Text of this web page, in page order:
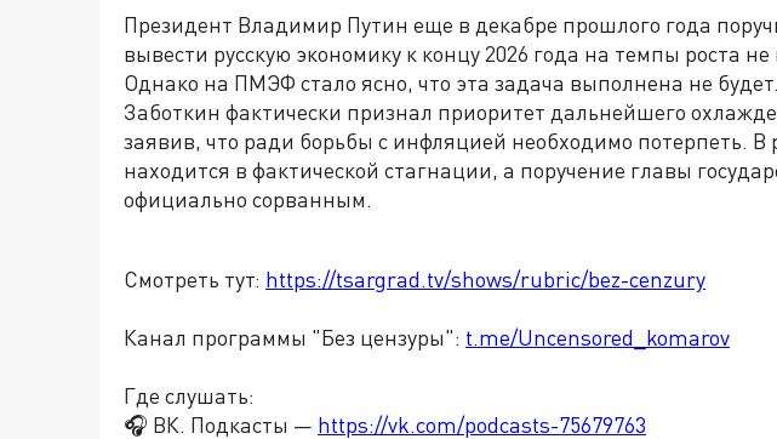
Президент Владимир Путин еще в декабре прошлого года
вывести русскую экономику к концу 2026 года на темпы роста
Однако на ПМЭФ стало ясно, что эта задача выполнена не
Заботкин фактически признал приоритет дальнейшего
заявив, что ради борьбы с инфляцией необходимо потерпеть. В
находится в фактической стагнации, а поручение главы
официально сорванным.
Смотреть тут: https://tsargrad.tv/shows/rubric/bez-cenzury
Канал программы "Без цензуры": t.me/Uncensored_komarov
Где слушать:
🎧 ВК. Подкасты — https://vk.com/podcasts-75679763